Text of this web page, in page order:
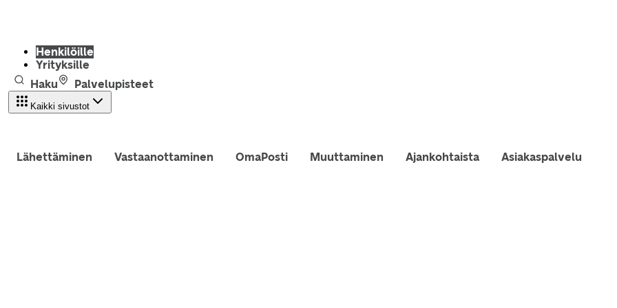
Henkilöille
Yrityksille
Haku
Palvelupisteet
Kaikki sivustot
Lähettäminen Vastaanottaminen OmaPosti Muuttaminen Ajankohtaista Asiakaspalvelu